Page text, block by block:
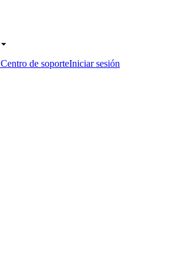
Centro de soporteIniciar sesión